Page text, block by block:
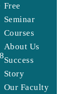
Free
Seminar
Courses
About Us
Success
Story
Our Faculty